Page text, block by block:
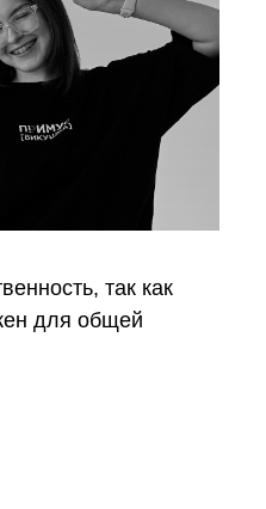
так как
для общей